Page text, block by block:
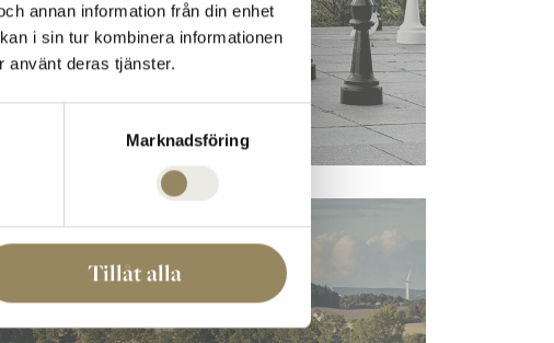
annan information från din enhet
i sin tur kombinera informationen
använt deras tjänster.
Marknadsföring
Tillåt alla